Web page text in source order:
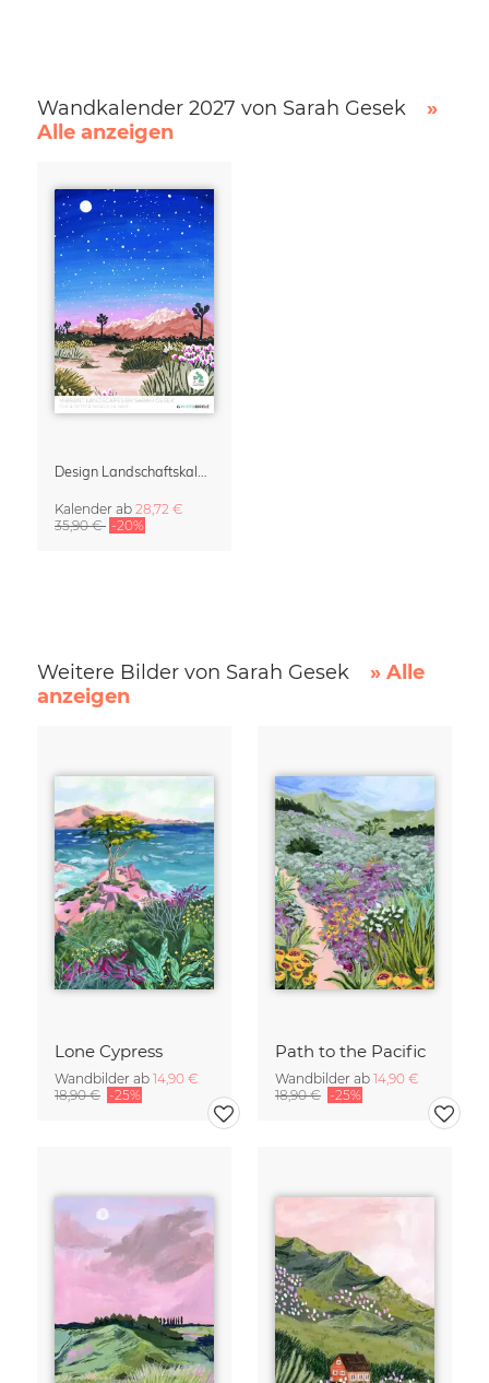
Wandkalender 2027 von Sarah Gesek
»
Alle anzeigen
Kalender ab 28,72 €
35,90 € -20%
Weitere Bilder von Sarah Gesek
» Alle
anzeigen
Lone Cypress
Wandbilder ab 14,90 €
18,90 € -25%
Path to the Pacific
Wandbilder ab 14,90 €
18,90 € -25%